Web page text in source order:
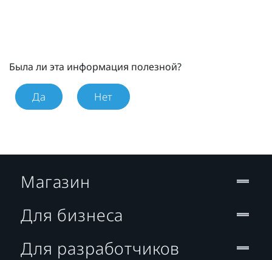
Была ли эта информация полезной?
Да Нет
Магазин
Для бизнеса
Для разработчиков